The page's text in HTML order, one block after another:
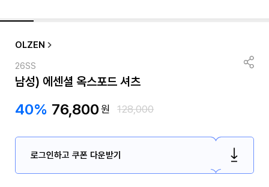
OLZEN
26SS
남성) 에센셜 옥스포드 셔츠
40% 76,800원 128,000
로그인하고 쿠폰 다운받기